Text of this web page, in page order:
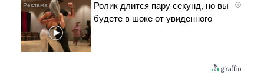
i
Ролик длится пару секунд, но вы
будете в шоке от увиденного